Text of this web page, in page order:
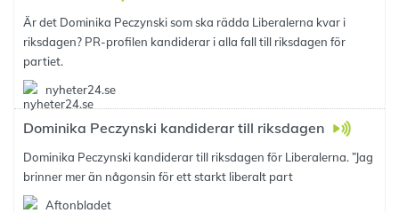
Är det Dominika Peczynski som ska rädda Liberalerna kvar i
riksdagen? PR-profilen kandiderar i alla fall till riksdagen för
partiet.
nyheter24.se
Dominika Peczynski kandiderar till riksdagen
Dominika Peczynski kandiderar till riksdagen för Liberalerna. ”Jag
brinner mer än någonsin för ett starkt liberalt part
Aftonbladet